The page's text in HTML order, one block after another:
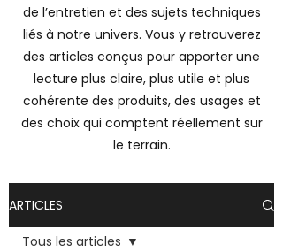
de l’entretien et des sujets techniques
liés à notre univers. Vous y retrouverez
des articles conçus pour apporter une
lecture plus claire, plus utile et plus
cohérente des produits, des usages et
des choix qui comptent réellement sur
le terrain.
ARTICLES
Tous les articles